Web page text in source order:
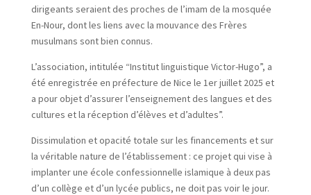
dirigeants seraient des proches de l’imam de la mosquée
En-Nour, dont les liens avec la mouvance des Frères
musulmans sont bien connus.
L’association, intitulée “Institut linguistique Victor-Hugo”, a
été enregistrée en préfecture de Nice le 1er juillet 2025 et
a pour objet d’assurer l’enseignement des langues et des
cultures et la réception d’élèves et d’adultes”.
Dissimulation et opacité totale sur les financements et sur
la véritable nature de l’établissement : ce projet qui vise à
implanter une école confessionnelle islamique à deux pas
d’un collège et d’un lycée publics, ne doit pas voir le jour.